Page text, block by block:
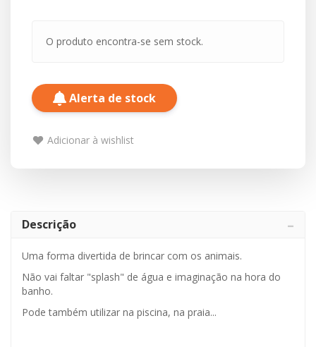
O produto encontra-se sem stock.
Alerta de stock
Adicionar à wishlist
Descrição
Uma forma divertida de brincar com os animais.
Não vai faltar "splash" de água e imaginação na hora do
banho.
Pode também utilizar na piscina, na praia...